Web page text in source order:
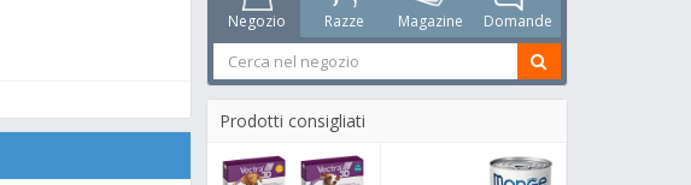
Negozio Razze Magazine Domande
Prodotti consigliati